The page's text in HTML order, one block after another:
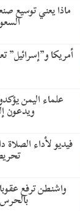
ماذا يعني توسيع
أمريكا و”إسرائيل”
علماء اليمن
ويدعون
فيديو لأداء
واشنطن ترفع